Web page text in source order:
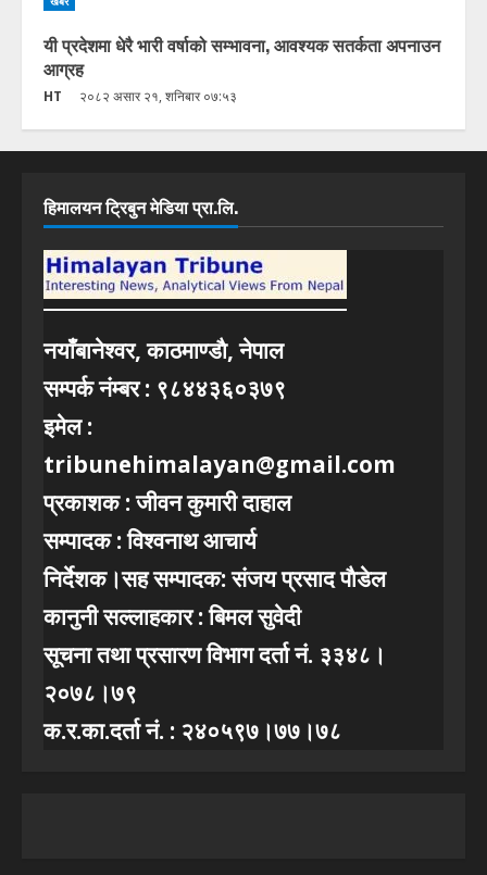
यी प्रदेशमा धेरै भारी वर्षाको सम्भावना, आवश्यक सतर्कता अपनाउन
आग्रह
HT २०८२ असार २१, शनिबार ०७:५३
हिमालयन ट्रिबुन मेडिया प्रा.लि.
नयाँबानेश्वर, काठमाण्डाै, नेपाल
सम्पर्क नंम्बर : ९८४४३६०३७९
इमेल :
tribunehimalayan@gmail.com
प्रकाशक : जीवन कुमारी दाहाल
सम्पादक : विश्वनाथ आचार्य
निर्देशक।सह सम्पादक: संजय प्रसाद पाैडेल
कानुनी सल्लाहकार : बिमल सुवेदी
सूचना तथा प्रसारण विभाग दर्ता नं. ३३४८।
२०७८।७९
क.र.का.दर्ता नं. : २४०५९७।७७।७८